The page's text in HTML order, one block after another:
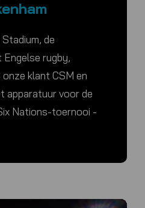
de
Engelse rugby,
klant CSM en
apparatuur voor de
Nations-toernooi -